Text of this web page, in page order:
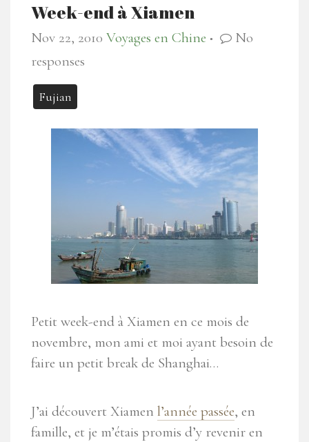
Week-end à Xiamen
Nov 22, 2010 Voyages en Chine ●
No
responses
Fujian
Petit week-end à Xiamen en ce mois de
novembre, mon ami et moi ayant besoin de
faire un petit break de Shanghai…
J’ai découvert Xiamen l’année passée, en
famille, et je m’étais promis d’y revenir en